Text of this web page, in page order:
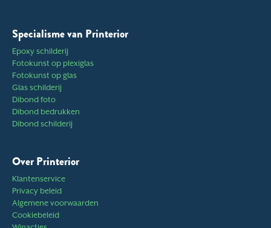
Specialisme van Printerior
Epoxy schilderij
Fotokunst op plexiglas
Fotokunst op glas
Glas schilderij
Dibond foto
Dibond bedrukken
Dibond schilderij
Over Printerior
Klantenservice
Privacy beleid
Algemene voorwaarden
Cookiebeleid